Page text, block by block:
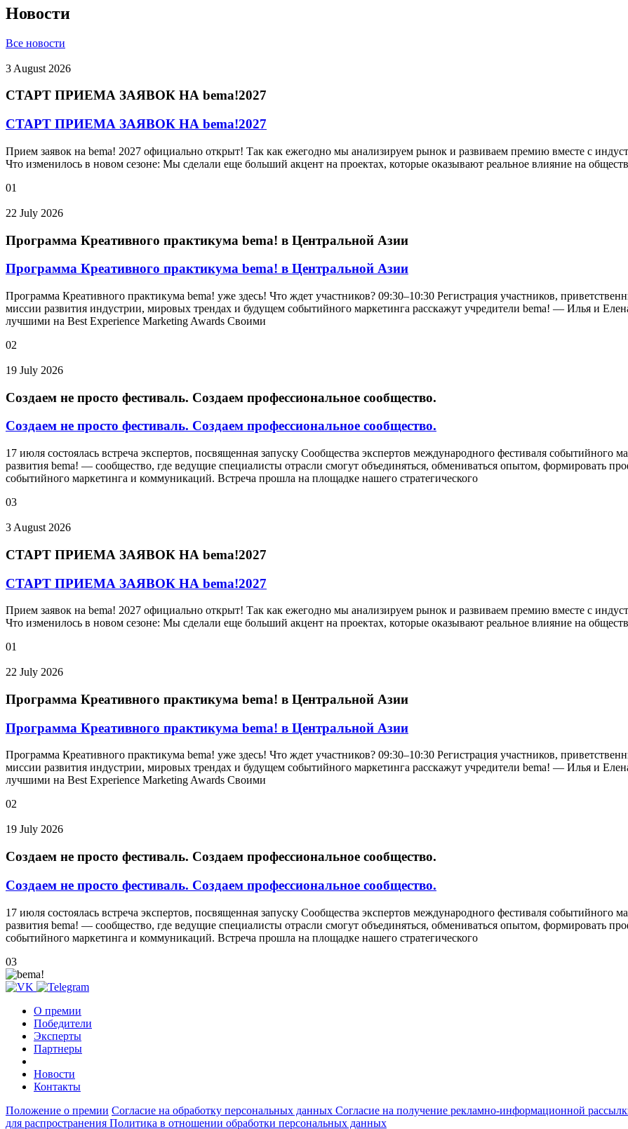
Новости
Все новости
3 August 2026
СТАРТ ПРИЕМА ЗАЯВОК НА bema!2027
СТАРТ ПРИЕМА ЗАЯВОК НА bema!2027
Прием заявок на bema! 2027 официально открыт! Так как ежегодно мы анализируем рынок и развиваем премию вместе с
Что изменилось в новом сезоне: Мы сделали еще больший акцент на проектах, которые оказывают реальное влияние на
01
22 July 2026
Программа Креативного практикума bema! в Центральной Азии
Программа Креативного практикума bema! в Центральной Азии
Программа Креативного практикума bema! уже здесь! Что ждет участников? 09:30–10:30 Регистрация участников,
миссии развития индустрии, мировых трендах и будущем событийного маркетинга расскажут учредители bema! — Илья и
лучшими на Best Experience Marketing Awards Своими
02
19 July 2026
Создаем не просто фестиваль. Создаем профессиональное сообщество.
Создаем не просто фестиваль. Создаем профессиональное сообщество.
17 июля состоялась встреча экспертов, посвященная запуску Сообщества экспертов международного фестиваля
развития bema! — сообщество, где ведущие специалисты отрасли смогут объединяться, обмениваться опытом, формировать
событийного маркетинга и коммуникаций. Встреча прошла на площадке нашего стратегического
03
3 August 2026
СТАРТ ПРИЕМА ЗАЯВОК НА bema!2027
СТАРТ ПРИЕМА ЗАЯВОК НА bema!2027
Прием заявок на bema! 2027 официально открыт! Так как ежегодно мы анализируем рынок и развиваем премию вместе с
Что изменилось в новом сезоне: Мы сделали еще больший акцент на проектах, которые оказывают реальное влияние на
01
22 July 2026
Программа Креативного практикума bema! в Центральной Азии
Программа Креативного практикума bema! в Центральной Азии
Программа Креативного практикума bema! уже здесь! Что ждет участников? 09:30–10:30 Регистрация участников,
миссии развития индустрии, мировых трендах и будущем событийного маркетинга расскажут учредители bema! — Илья и
лучшими на Best Experience Marketing Awards Своими
02
19 July 2026
Создаем не просто фестиваль. Создаем профессиональное сообщество.
Создаем не просто фестиваль. Создаем профессиональное сообщество.
17 июля состоялась встреча экспертов, посвященная запуску Сообщества экспертов международного фестиваля
развития bema! — сообщество, где ведущие специалисты отрасли смогут объединяться, обмениваться опытом, формировать
событийного маркетинга и коммуникаций. Встреча прошла на площадке нашего стратегического
03
О премии
Победители
Эксперты
Партнеры
Новости
Контакты
Положение о премии Согласие на обработку персональных данных Согласие на получение рекламно-информационной
для распространения Политика в отношении обработки персональных данных